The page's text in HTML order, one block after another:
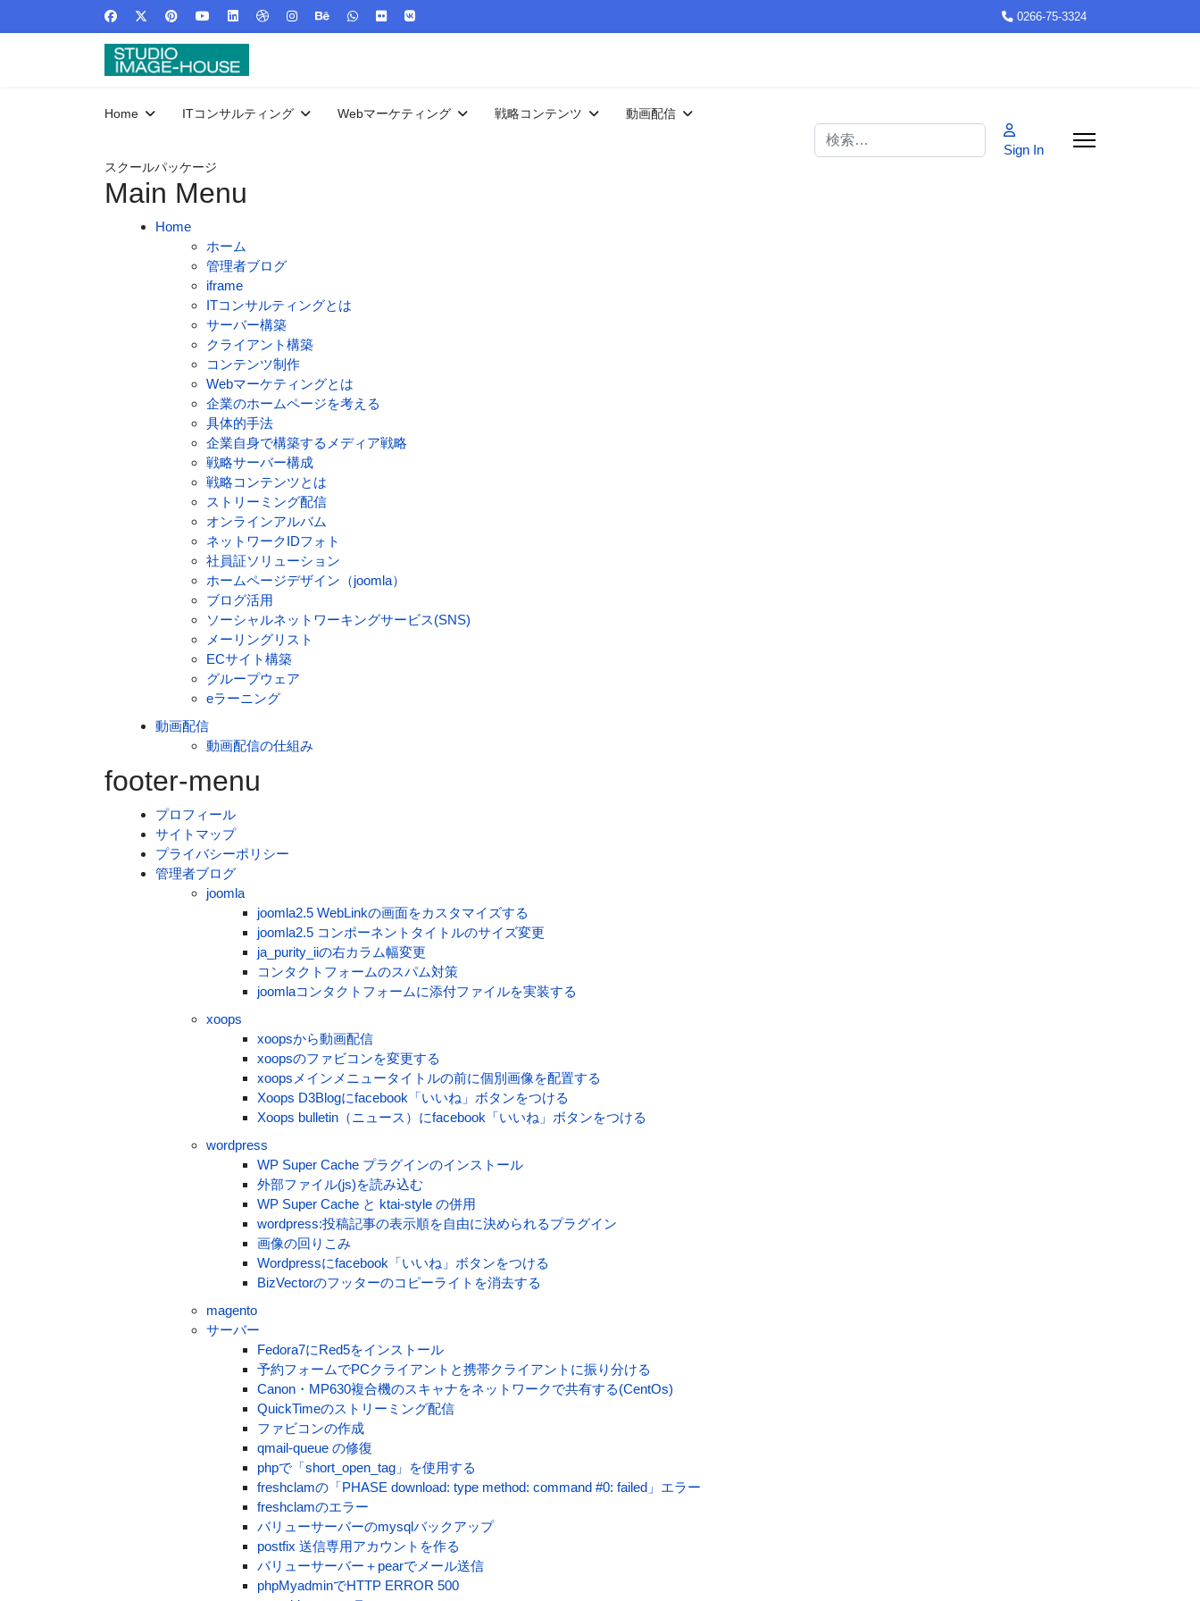
0266-75-3324
Home ITコンサルティング Webマーケティング 戦略コンテンツ 動画配信
スクールパッケージ
検索
Sign In
Main Menu
Home
ホーム
管理者ブログ
iframe
ITコンサルティングとは
サーバー構築
クライアント構築
コンテンツ制作
Webマーケティングとは
企業のホームページを考える
具体的手法
企業自身で構築するメディア戦略
戦略サーバー構成
戦略コンテンツとは
ストリーミング配信
オンラインアルバム
ネットワークIDフォト
社員証ソリューション
ホームページデザイン（joomla）
ブログ活用
ソーシャルネットワーキングサービス(SNS)
メーリングリスト
ECサイト構築
グループウェア
eラーニング
動画配信
動画配信の仕組み
footer-menu
プロフィール
サイトマップ
プライバシーポリシー
管理者ブログ
joomla
joomla2.5 WebLinkの画面をカスタマイズする
joomla2.5 コンポーネントタイトルのサイズ変更
ja_purity_iiの右カラム幅変更
コンタクトフォームのスパム対策
joomlaコンタクトフォームに添付ファイルを実装する
xoops
xoopsから動画配信
xoopsのファビコンを変更する
xoopsメインメニュータイトルの前に個別画像を配置する
Xoops D3Blogにfacebook「いいね」ボタンをつける
Xoops bulletin（ニュース）にfacebook「いいね」ボタンをつける
wordpress
WP Super Cache プラグインのインストール
外部ファイル(js)を読み込む
WP Super Cache と ktai-style の併用
wordpress:投稿記事の表示順を自由に決められるプラグイン
画像の回りこみ
Wordpressにfacebook「いいね」ボタンをつける
BizVectorのフッターのコピーライトを消去する
magento
サーバー
Fedora7にRed5をインストール
予約フォームでPCクライアントと携帯クライアントに振り分ける
Canon・MP630複合機のスキャナをネットワークで共有する(CentOs)
QuickTimeのストリーミング配信
ファビコンの作成
qmail-queue の修復
phpで「short_open_tag」を使用する
freshclamの「PHASE download: type method: command #0: failed」エラー
freshclamのエラー
バリューサーバーのmysqlバックアップ
postfix 送信専用アカウントを作る
バリューサーバー＋pearでメール送信
phpMyadminでHTTP ERROR 500